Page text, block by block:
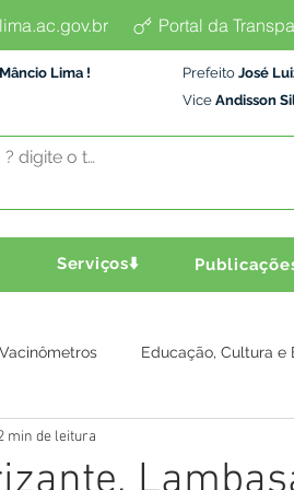
Portal da
Lima ! Prefeito José
Vice Andisson
Serviços⬇️
Vacinômetros Educação, Cultura e
Assistência Social
min de leitura